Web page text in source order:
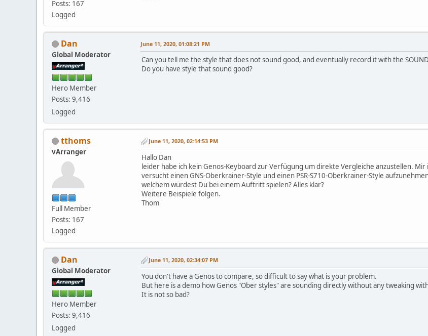
Posts: 167
Logged
Dan
Global Moderator
Hero Member
Posts: 9,416
Logged
June 11, 2020, 01:08:21 PM
Can you tell me the style that does not sound good, and eventually record it with the
Do you have style that sound good?
tthoms
vArranger
Full Member
Posts: 167
Logged
June 11, 2020, 02:14:53 PM
Hallo Dan
leider habe ich kein Genos-Keyboard zur Verfügung um direkte Vergleiche anzustellen.
versucht einen GNS-Oberkrainer-Style und einen PSR-S710-Oberkrainer-Style
welchem würdest Du bei einem Auftritt spielen? Alles klar?
Weitere Beispiele folgen.
Thom
Dan
Global Moderator
Hero Member
Posts: 9,416
Logged
June 11, 2020, 02:34:07 PM
You don't have a Genos to compare, so difficult to say what is your problem.
But here is a demo how Genos "Ober styles" are sounding directly without any tweaking
It is not so bad?